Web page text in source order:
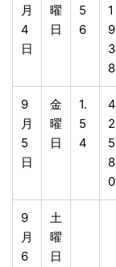
月
4
日
曜
日
5
6
1
9
3
8
9
月
5
日
金
曜
日
1.
5
4
4
2
5
8
0
9
月
6
土
曜
日